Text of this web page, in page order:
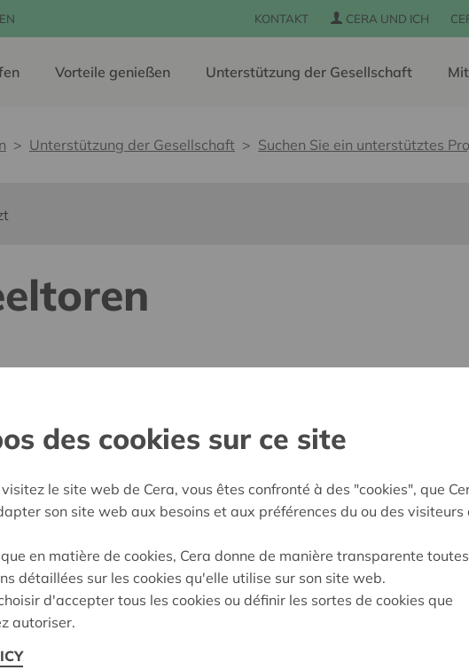
KONTAKT CERA UND ICH
Vorteile genießen Unterstützung der Gesellschaft
Unterstützung der Gesellschaft Suchen Sie ein unterstütztes
tous
Approved
des cookies sur ce site
le site web de Cera, vous êtes confronté à des "cookies", que
son site web aux besoins et aux préférences du ou des visiteurs
en matière de cookies, Cera donne de manière transparente toutes
détaillées sur les cookies qu'elle utilise sur son site web.
d'accepter tous les cookies ou définir les sortes de cookies que
autoriser.